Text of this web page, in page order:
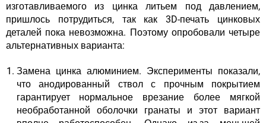
изготавливаемого из цинка литьем под давлением,
пришлось потрудиться, так как 3D-печать цинковых
деталей пока невозможна. Поэтому опробовали четыре
альтернативных варианта:
Замена цинка алюминием. Эксперименты показали,
что анодированный ствол с прочным покрытием
гарантирует нормальное врезание более мягкой
необработанной оболочки гранаты и этот вариант